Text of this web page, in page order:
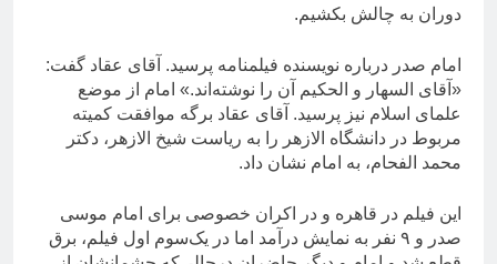
دوران به چالش بکشیم.
امام صدر درباره نویسنده فیلمنامه پرسید. آقای عقاد گفت:
«آقای السهار و الحکیم آن را نوشته‌اند.» امام از موضع
علمای اسلام نیز پرسید. آقای عقاد برگه موافقت کمیته
مربوط در دانشگاه الازهر را به ریاست شیخ الازهر، دکتر
محمد الفحام، به امام نشان داد.
این فیلم در قاهره و در اکران خصوصی برای امام موسی
صدر و ۹ نفر به نمایش درآمد اما در یک‌سوم اول فیلم، برق